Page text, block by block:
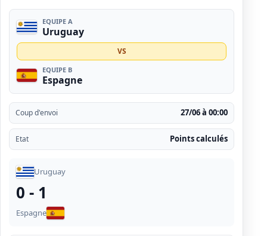
EQUIPE A
Uruguay
VS
EQUIPE B
Espagne
Coup d'envoi 27/06 à 00:00
Etat Points calculés
Uruguay
0 - 1
Espagne